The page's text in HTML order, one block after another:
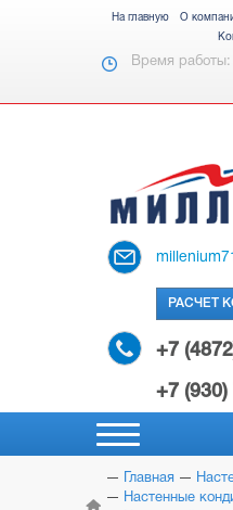
На главную О
Время работы:
РАСЧЕТ
+7
+7 (930)
Главная
Настенные